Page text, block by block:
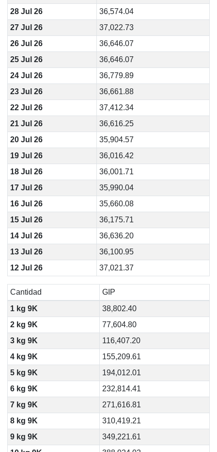
28 Jul 26
36,574.04
27 Jul 26
37,022.73
26 Jul 26
36,646.07
25 Jul 26
36,646.07
24 Jul 26
36,779.89
23 Jul 26
36,661.88
22 Jul 26
37,412.34
21 Jul 26
36,616.25
20 Jul 26
35,904.57
19 Jul 26
36,016.42
18 Jul 26
36,001.71
17 Jul 26
35,990.04
16 Jul 26
35,660.08
15 Jul 26
36,175.71
14 Jul 26
36,636.20
13 Jul 26
36,100.95
12 Jul 26
37,021.37
Cantidad
GIP
1 kg 9K
38,802.40
2 kg 9K
77,604.80
3 kg 9K
116,407.20
4 kg 9K
155,209.61
5 kg 9K
194,012.01
6 kg 9K
232,814.41
7 kg 9K
271,616.81
8 kg 9K
310,419.21
9 kg 9K
349,221.61